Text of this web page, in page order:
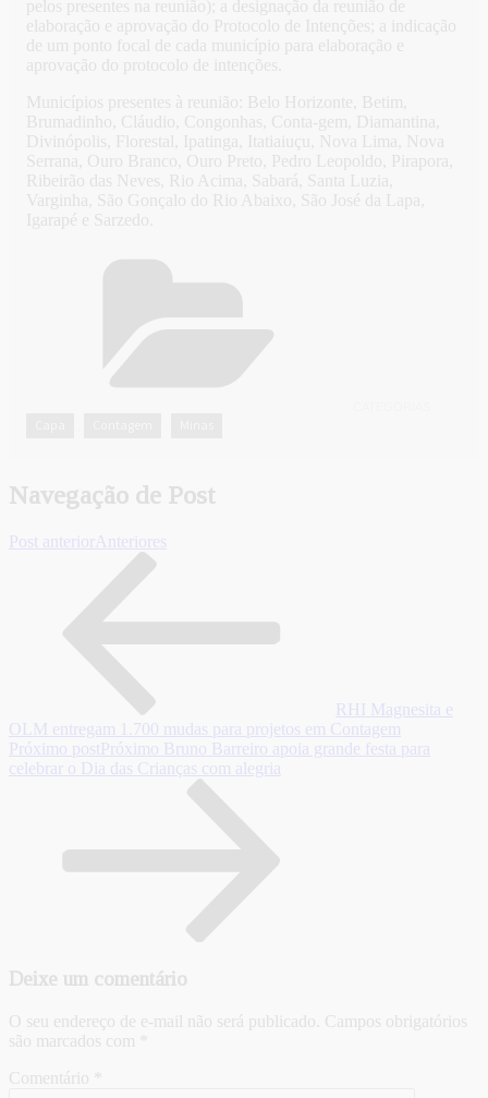
pelos presentes na reunião); a designação da reunião de
elaboração e aprovação do Protocolo de Intenções; a indicação
de um ponto focal de cada município para elaboração e
aprovação do protocolo de intenções.
Municípios presentes à reunião: Belo Horizonte, Betim,
Brumadinho, Cláudio, Congonhas, Conta-gem, Diamantina,
Divinópolis, Florestal, Ipatinga, Itatiaiuçu, Nova Lima, Nova
Serrana, Ouro Branco, Ouro Preto, Pedro Leopoldo, Pirapora,
Ribeirão das Neves, Rio Acima, Sabará, Santa Luzia,
Varginha, São Gonçalo do Rio Abaixo, São José da Lapa,
Igarapé e Sarzedo.
Navegação de Post
Post anterior Anteriores
RHI Magnesita e
OLM entregam 1.700 mudas para projetos em Contagem
Próximo post Próximo Bruno Barreiro apoia grande festa para
celebrar o Dia das Crianças com alegria
Deixe um comentário
O seu endereço de e-mail não será publicado. Campos obrigatórios
são marcados com
Comentário